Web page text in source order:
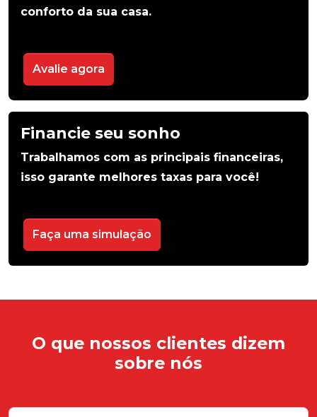
conforto da sua casa.
Avalie agora
Financie seu sonho
Trabalhamos com as principais financeiras,
isso garante melhores taxas para você!
Faça uma simulação
O que nossos clientes dizem
sobre nós